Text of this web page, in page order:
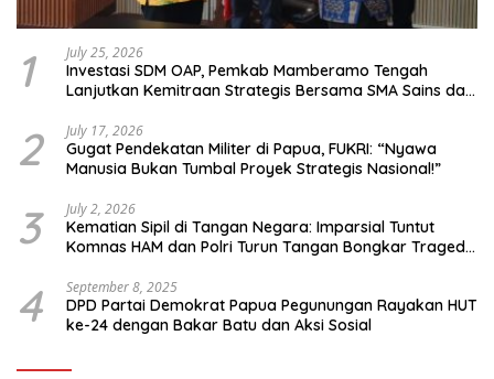
1 July 25, 2026
Investasi SDM OAP, Pemkab Mamberamo Tengah
Lanjutkan Kemitraan Strategis Bersama SMA Sains dan
2 July 17, 2026
Gugat Pendekatan Militer di Papua, FUKRI: “Nyawa
Manusia Bukan Tumbal Proyek Strategis Nasional!”
3 July 2, 2026
Kematian Sipil di Tangan Negara: Imparsial Tuntut
Komnas HAM dan Polri Turun Tangan Bongkar Tragedi
4 September 8, 2025
DPD Partai Demokrat Papua Pegunungan Rayakan HUT
ke-24 dengan Bakar Batu dan Aksi Sosial